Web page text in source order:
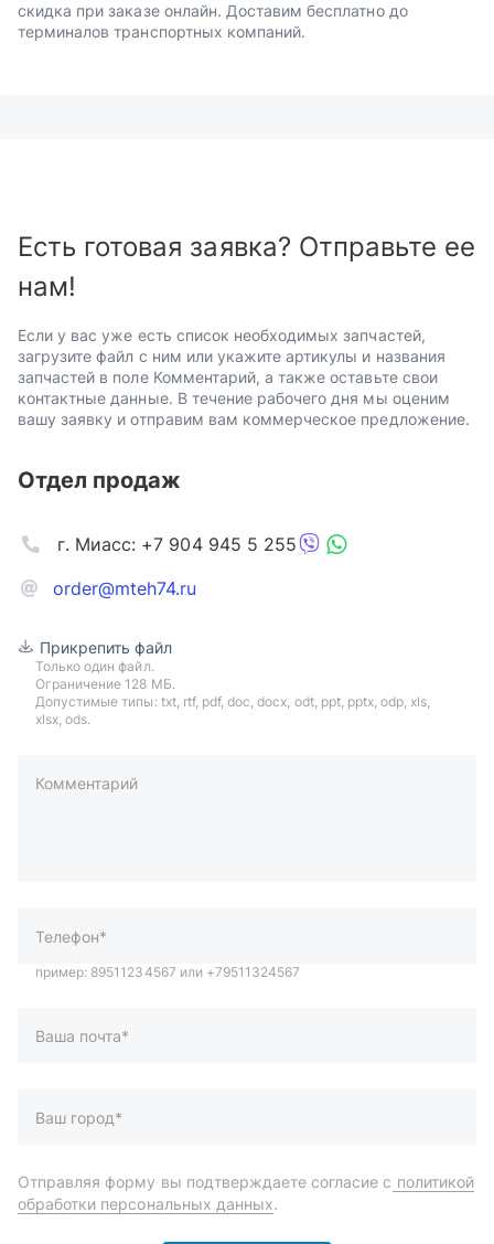
скидка при заказе онлайн. Доставим бесплатно до
терминалов транспортных компаний.
Есть готовая заявка? Отправьте ее
нам!
Если у вас уже есть список необходимых запчастей,
загрузите файл с ним или укажите артикулы и названия
запчастей в поле Комментарий, а также оставьте свои
контактные данные. В течение рабочего дня мы оценим
вашу заявку и отправим вам коммерческое предложение.
Отдел продаж
order@mteh74.ru
г. Миасс: +7 904 945 5 255
Прикрепить файл
Только один файл.
Ограничение 128 МБ.
Допустимые типы: txt, rtf, pdf, doc, docx, odt, ppt, pptx, odp, xls,
xlsx, ods.
Комментарий
пример: 89511234567 или +79511324567
Отправить
Автозапчасти и комплектующие